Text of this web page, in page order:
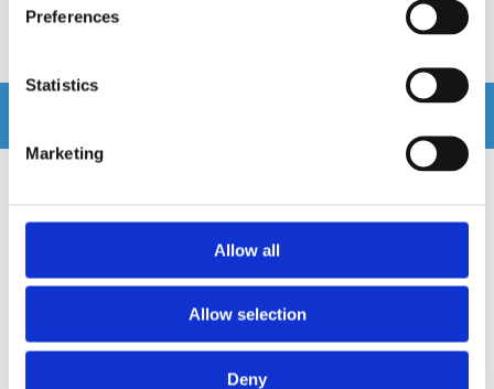
Preferences
Statistics
Marketing
Allow all
Allow selection
Deny